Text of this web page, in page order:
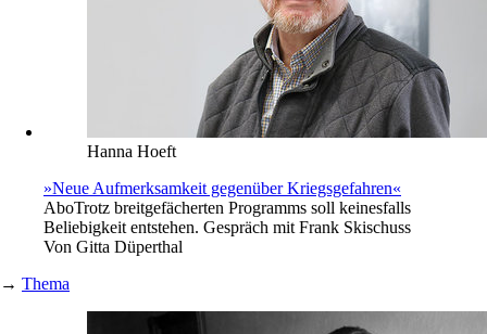
Hanna Hoeft
»Neue Aufmerksamkeit gegenüber Kriegsgefahren«
AboTrotz breitgefächerten Programms soll keinesfalls
Beliebigkeit entstehen. Gespräch mit Frank Skischuss
Von Gitta Düperthal
→ Thema